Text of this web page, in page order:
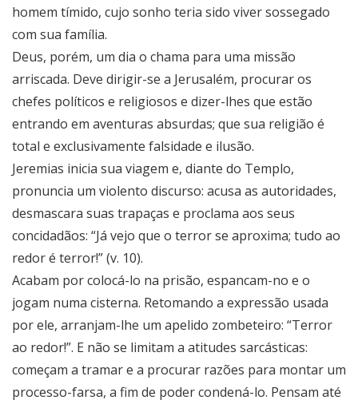
homem tímido, cujo sonho teria sido viver sossegado
com sua família.
Deus, porém, um dia o chama para uma missão
arriscada. Deve dirigir-se a Jerusalém, procurar os
chefes políticos e religiosos e dizer-lhes que estão
entrando em aventuras absurdas; que sua religião é
total e exclusivamente falsidade e ilusão.
Jeremias inicia sua viagem e, diante do Templo,
pronuncia um violento discurso: acusa as autoridades,
desmascara suas trapaças e proclama aos seus
concidadãos: “Já vejo que o terror se aproxima; tudo ao
redor é terror!” (v. 10).
Acabam por colocá-lo na prisão, espancam-no e o
jogam numa cisterna. Retomando a expressão usada
por ele, arranjam-lhe um apelido zombeteiro: “Terror
ao redor!”. E não se limitam a atitudes sarcásticas:
começam a tramar e a procurar razões para montar um
processo-farsa, a fim de poder condená-lo. Pensam até